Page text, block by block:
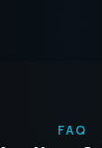
FAQ